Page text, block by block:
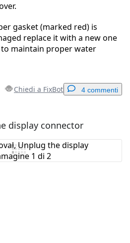
gasket (marked red) is
replace it with a new one
maintain proper water
Chiedi a FixBot 4 commenti
un commento
display connector